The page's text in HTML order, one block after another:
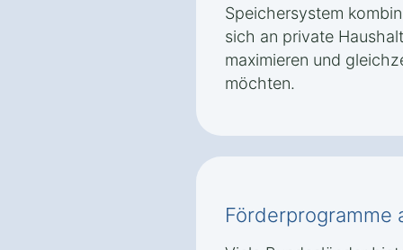
Speichersystem
sich an private
maximieren und
möchten.
Förderprogramme